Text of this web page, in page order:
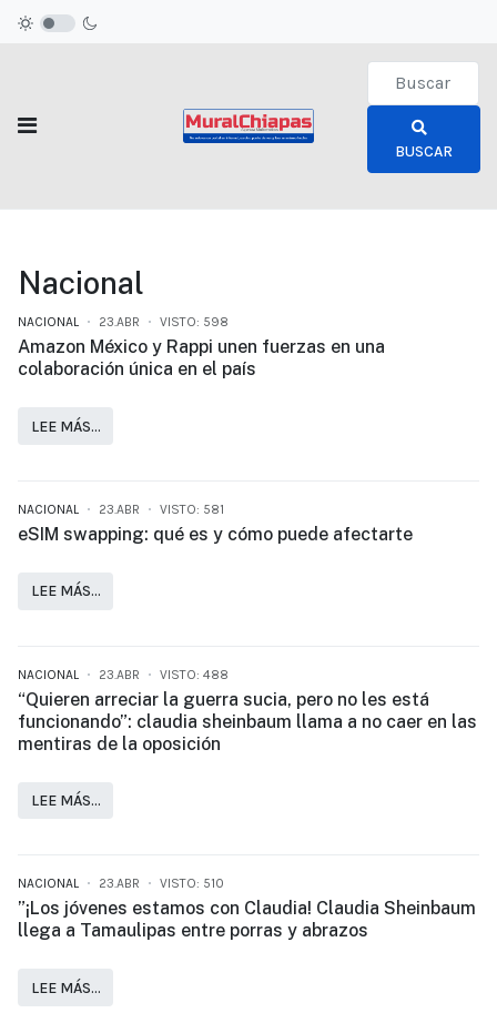
Type 2 or
BUSCAR
Nacional
NACIONAL 23.ABR VISTO: 598
Amazon México y Rappi unen fuerzas en una
colaboración única en el país
LEE MÁS…
NACIONAL 23.ABR VISTO: 581
eSIM swapping: qué es y cómo puede afectarte
LEE MÁS…
NACIONAL 23.ABR VISTO: 488
“Quieren arreciar la guerra sucia, pero no les está
funcionando”: claudia sheinbaum llama a no caer en las
mentiras de la oposición
LEE MÁS…
NACIONAL 23.ABR VISTO: 510
”¡Los jóvenes estamos con Claudia! Claudia Sheinbaum
llega a Tamaulipas entre porras y abrazos
LEE MÁS…